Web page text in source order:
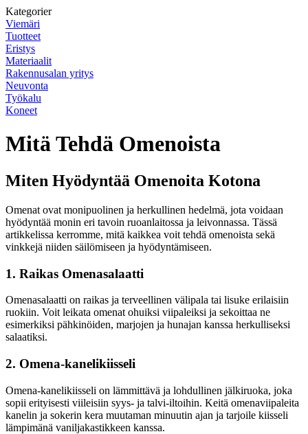
Kategorier
Viemäri
Tuotteet
Eristys
Materiaalit
Rakennusalan yritys
Neuvonta
Työkalu
Koneet
Mitä Tehdä Omenoista
Miten Hyödyntää Omenoita Kotona
Omenat ovat monipuolinen ja herkullinen hedelmä, jota voidaan
hyödyntää monin eri tavoin ruoanlaitossa ja leivonnassa. Tässä
artikkelissa kerromme, mitä kaikkea voit tehdä omenoista sekä
vinkkejä niiden säilömiseen ja hyödyntämiseen.
1. Raikas Omenasalaatti
Omenasalaatti on raikas ja terveellinen välipala tai lisuke erilaisiin
ruokiin. Voit leikata omenat ohuiksi viipaleiksi ja sekoittaa ne
esimerkiksi pähkinöiden, marjojen ja hunajan kanssa herkulliseksi
salaatiksi.
2. Omena-kanelikiisseli
Omena-kanelikiisseli on lämmittävä ja lohdullinen jälkiruoka, joka
sopii erityisesti viileisiin syys- ja talvi-iltoihin. Keitä omenaviipaleita
kanelin ja sokerin kera muutaman minuutin ajan ja tarjoile kiisseli
lämpimänä vaniljakastikkeen kanssa.